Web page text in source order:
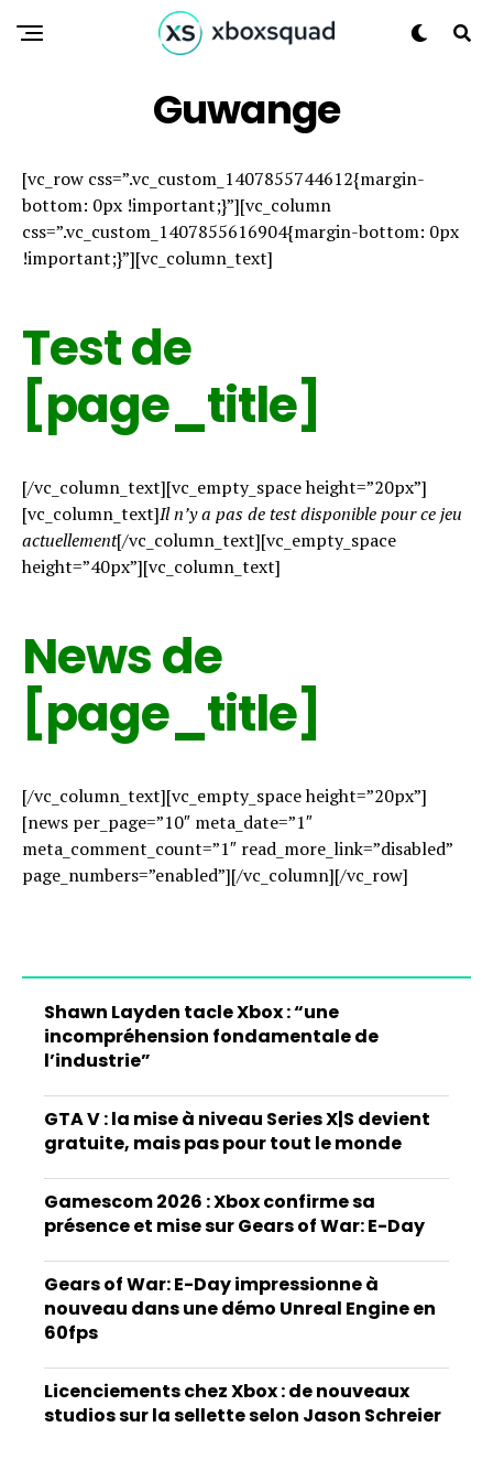
Guwange
[vc_row css=”.vc_custom_1407855744612{margin-
bottom: 0px !important;}”][vc_column
css=”.vc_custom_1407855616904{margin-bottom: 0px
!important;}”][vc_column_text]
Test de
[page_title]
[/vc_column_text][vc_empty_space height=”20px”]
[vc_column_text]Il n’y a pas de test disponible pour ce jeu
actuellement[/vc_column_text][vc_empty_space
height=”40px”][vc_column_text]
News de
[page_title]
[/vc_column_text][vc_empty_space height=”20px”]
[news per_page=”10″ meta_date=”1″
meta_comment_count=”1″ read_more_link=”disabled”
page_numbers=”enabled”][/vc_column][/vc_row]
Shawn Layden tacle Xbox : “une
incompréhension fondamentale de
l’industrie”
GTA V : la mise à niveau Series X|S devient
gratuite, mais pas pour tout le monde
Gamescom 2026 : Xbox confirme sa
présence et mise sur Gears of War: E-Day
Gears of War: E-Day impressionne à
nouveau dans une démo Unreal Engine en
60fps
Licenciements chez Xbox : de nouveaux
studios sur la sellette selon Jason Schreier